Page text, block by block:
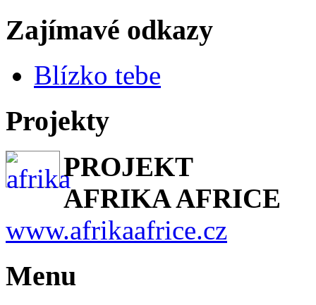
Zajímavé odkazy
Blízko tebe
Projekty
PROJEKT
AFRIKA AFRICE
www.afrikaafrice.cz
Menu